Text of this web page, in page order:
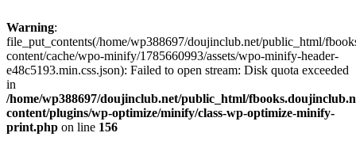
Warning:
file_put_contents(/home/wp388697/doujinclub.net/public_html/
content/cache/wpo-minify/1785660993/assets/wpo-minify-header-
e48c5193.min.css.json): Failed to open stream: Disk quota exceeded
in
/home/wp388697/doujinclub.net/public_html/
content/plugins/wp-optimize/minify/class-wp-optimize-minify-
print.php on line 156